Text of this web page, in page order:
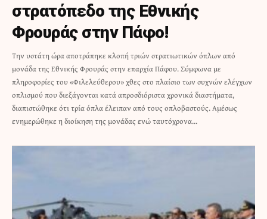
στρατόπεδο της Εθνικής
Φρουράς στην Πάφο!
Την υστάτη ώρα αποτράπηκε κλοπή τριών στρατιωτικών όπλων από
μονάδα της Εθνικής Φρουράς στην επαρχία Πάφου. Σύμφωνα με
πληροφορίες του «Φιλελεύθερου» χθες στο πλαίσιο των συχνών ελέγχων
οπλισμού που διεξάγονται κατά απροσδιόριστα χρονικά διαστήματα,
διαπιστώθηκε ότι τρία όπλα έλειπαν από τους οπλοβαστούς. Αμέσως
ενημερώθηκε η διοίκηση της μονάδας ενώ ταυτόχρονα…